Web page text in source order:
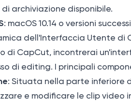
di archiviazione disponibile.
: macOS 10.14 o versioni
dell'Interfaccia Utente di
di CapCut, incontrerai
di editing. I principali
: Situata nella parte inferiore
e modificare le clip video